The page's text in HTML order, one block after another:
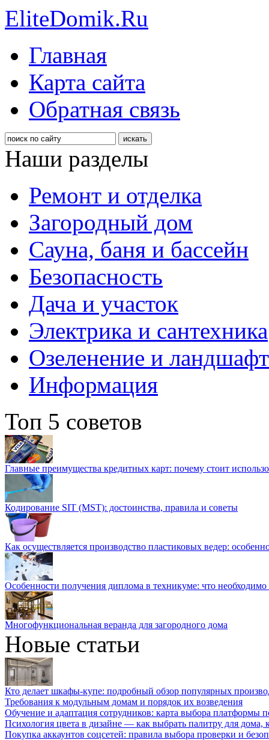
EliteDomik.Ru
Главная
Карта сайта
Обратная связь
Наши разделы
Ремонт и отделка
Загородный дом
Сауна, баня и бассейн
Безопасность
Дача и участок
Электрика и сантехника
Озеленение и
Информация
Топ 5 советов
Главные преимущества кредитных карт: почему стоит
Кодирование SIT (MST): достоинства, правила и советы
Как осуществляется производство пластиковых ведер:
Особенности получения диплома в техникуме: что необходимо
Многофункциональная веранда для загородного дома
Новые статьи
Кто делает шкафы-купе: подробный обзор популярных
Требования к модульным домам и порядок их возведения
Обучение и адаптация сотрудников: карта выбора платформы
Психология цвета в дизайне — как выбрать палитру для дома,
Покупка аккаунтов соцсетей: правила выбора проверки и